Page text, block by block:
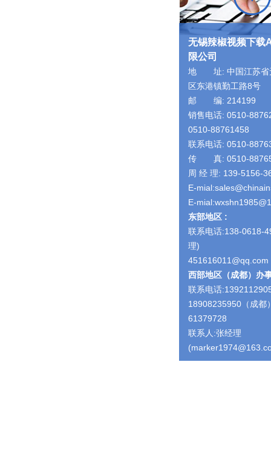
无锡辣椒视频下载
限公司
地 址: 中国江苏省
区东港镇勤工路8号
邮 编: 214199
销售电话: 0510-
0510-88761458
联系电话: 0510-
传 真: 0510-
周 经 理: 139-5156-
E-
E-
东部地区 :
联系电话:138-0618-
理)
451616011@qq.com
西部地区（成都）办
联系电话
18908235950（成都
61379728
联系人:张经理